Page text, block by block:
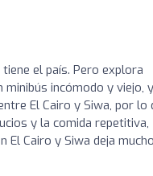
el país. Pero explora
incómodo y viejo,
El Cairo y Siwa, por lo
y la comida repetitiva,
Cairo y Siwa deja